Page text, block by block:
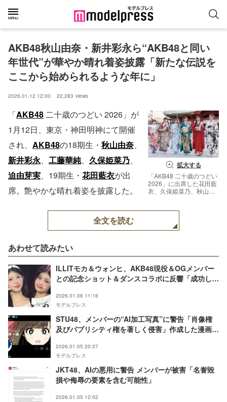
AKB48秋山由奈・新井彩永ら“AKB48と同い
年世代”が華やか晴れ着姿披露「新たな伝説を
ここから始められるような年に」
2026.01.12 12:00 22,283 views
拡大する
「AKB48 二十歳のつどい
2026」に出席した花田藍
衣、久保姫菜乃、秋山由
ルプレス
「AKB48二十歳のつどい 2026」が
1月12日、東京・神田明神にて開催
され、 AKB48の18期生・ 秋山由奈、
新井彩永、 工藤華純、 久保姫菜乃、
迫由芽実、19期生・ 花田藍衣が出
席。艶やかな晴れ着姿を披露した。
全文を読む
あわせて読みたい
ILLITモカ＆ウォンヒ、AKB48現役＆OGメンバー
との記念ショット＆ダンスコラボに反響「成功した
2026.01.06 11:16
モデルプレス
STU48、メンバーの“AI加工写真”に警告「肖像権
及びパブリシティ権を著しく侵害」作成した漫画家
2026.01.05 20:37
モデルプレス
JKT48、AIの悪用に警告 メンバーが被害「名誉毀
損や侮辱の要素を含む可能性」
2026.01.05 12:02